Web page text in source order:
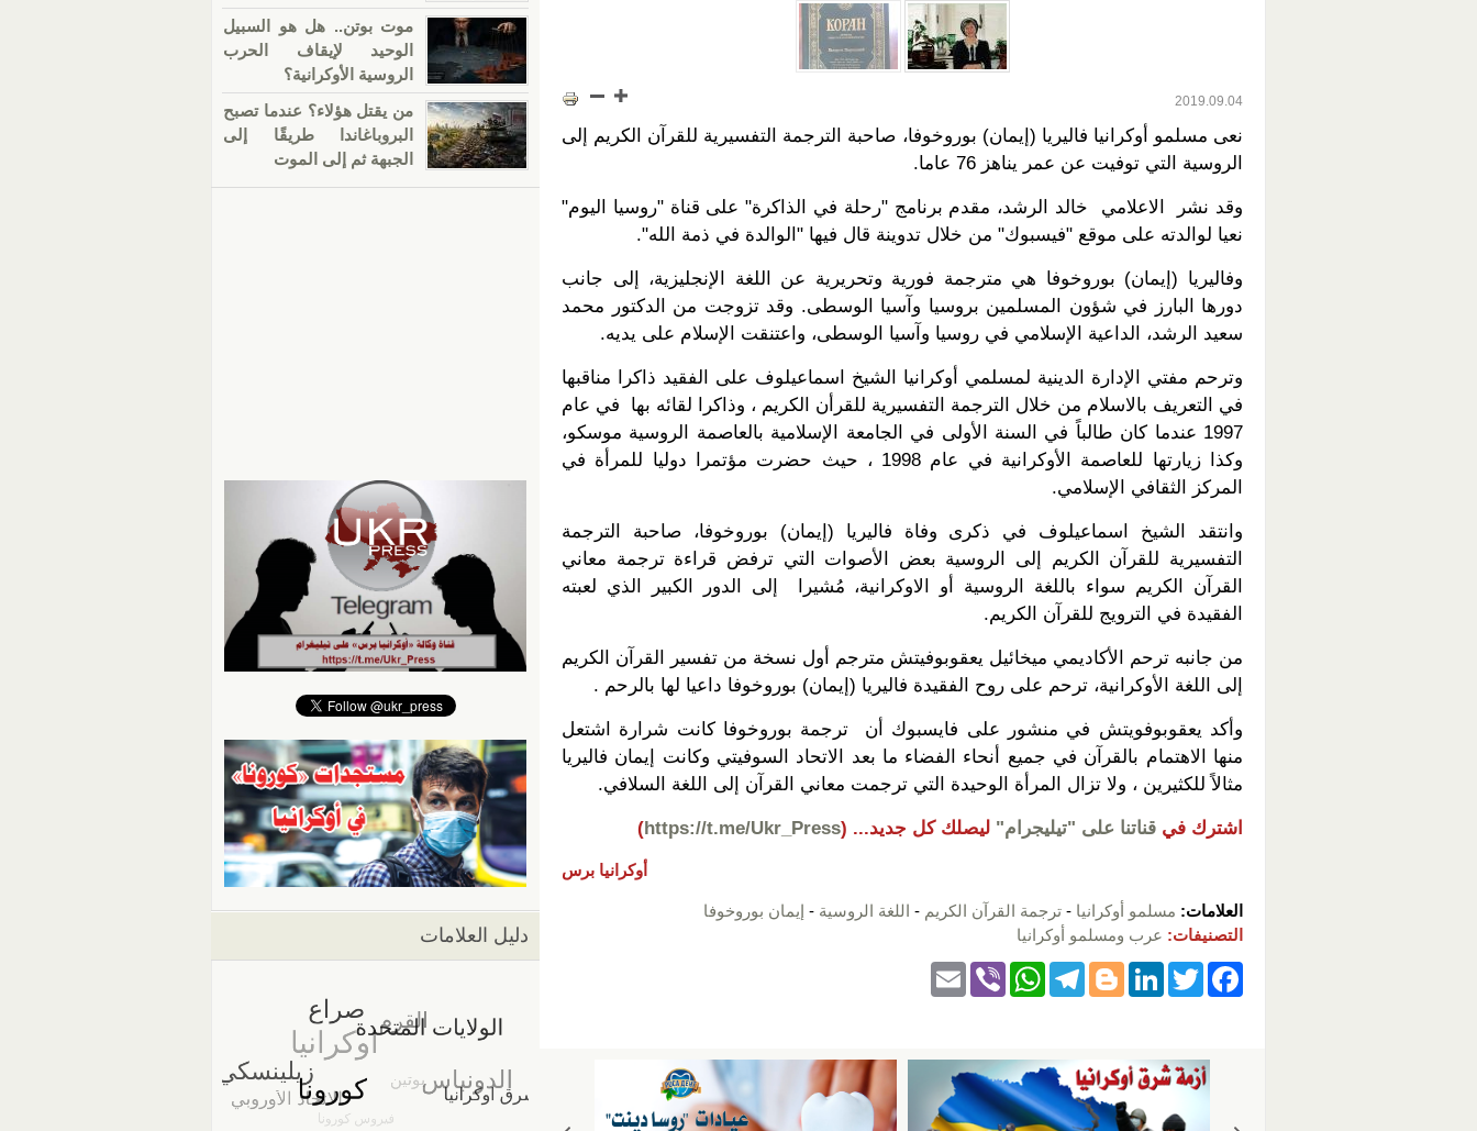
2019.09.04
نعى مسلمو أوكرانيا فاليريا (إيمان) بوروخوفا، صاحبة الترجمة التفسيرية للقرآن الكريم إلى
الروسية التي توفيت عن عمر يناهز 76 عاما.
وقد نشر الاعلامي خالد الرشد، مقدم برنامج "رحلة في الذاكرة" على قناة "روسيا اليوم"
نعيا لوالدته على موقع "فيسبوك" من خلال تدوينة قال فيها "الوالدة في ذمة الله".
وفاليريا (إيمان) بوروخوفا هي مترجمة فورية وتحريرية عن اللغة الإنجليزية، إلى جانب
دورها البارز في شؤون المسلمين بروسيا وآسيا الوسطى. وقد تزوجت من الدكتور محمد
سعيد الرشد، الداعية الإسلامي في روسيا وآسيا الوسطى، واعتنقت الإسلام على يديه.
وترحم مفتي الإدارة الدينية لمسلمي أوكرانيا الشيخ اسماعيلوف على الفقيد ذاكرا مناقبها
في التعريف بالاسلام من خلال الترجمة التفسيرية للقرأن الكريم ، وذاكرا لقائه بها في عام
1997 عندما كان طالباً في السنة الأولى في الجامعة الإسلامية بالعاصمة الروسية موسكو،
وكذا زيارتها للعاصمة الأوكرانية في عام 1998 ، حيث حضرت مؤتمرا دوليا للمرأة في
المركز الثقافي الإسلامي.
وانتقد الشيخ اسماعيلوف في ذكرى وفاة فاليريا (إيمان) بوروخوفا، صاحبة الترجمة
التفسيرية للقرآن الكريم إلى الروسية بعض الأصوات التي ترفض قراءة ترجمة معاني
القرآن الكريم سواء باللغة الروسية أو الاوكرانية، مُشيرا إلى الدور الكبير الذي لعبته
الفقيدة في الترويج للقرآن الكريم.
من جانبه ترحم الأكاديمي ميخائيل يعقوبوفيتش مترجم أول نسخة من تفسير القرآن الكريم
إلى اللغة الأوكرانية، ترحم على روح الفقيدة فاليريا (إيمان) بوروخوفا داعيا لها بالرحم .
وأكد يعقوبوفويتش في منشور على فايسبوك أن ترجمة بوروخوفا كانت شرارة اشتعل
منها الاهتمام بالقرآن في جميع أنحاء الفضاء ما بعد الاتحاد السوفيتي وكانت إيمان فاليريا
مثالاً للكثيرين ، ولا تزال المرأة الوحيدة التي ترجمت معاني القرآن إلى اللغة السلافي.
اشترك في قناتنا على "تيليجرام" ليصلك كل جديد... (
https://t.me/Ukr_Press
)
أوكرانيا برس
العلامات: مسلمو أوكرانيا - ترجمة القرآن الكريم - اللغة الروسية - إيمان بوروخوفا
التصنيفات: عرب ومسلمو أوكرانيا
F
e
T
er
Li
e
dI
Bl
g
er
T
gr
a
W
s
A
Vi
موت بوتن.. هل هو السبيل
الوحيد لإيقاف الحرب
الروسية الأوكرانية؟
من يقتل هؤلاء؟ عندما تصبح
البروباغاندا طريقًا إلى
الجبهة ثم إلى الموت
دليل العلامات